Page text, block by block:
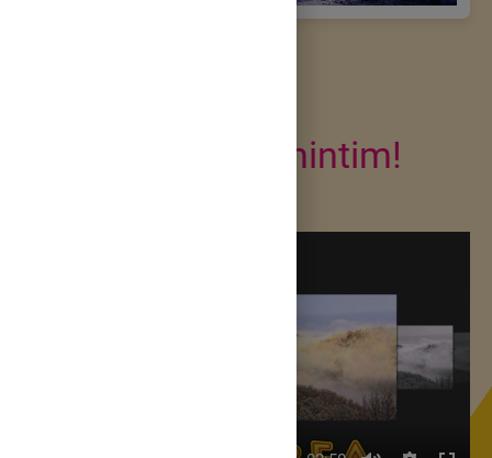
Să ne reamintim!